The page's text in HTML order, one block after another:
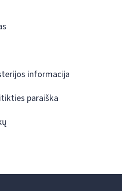
informacija
paraiška